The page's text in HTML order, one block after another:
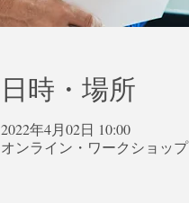
日時・場所
2022年4月02日 10:00
オンライン・ワークショップ